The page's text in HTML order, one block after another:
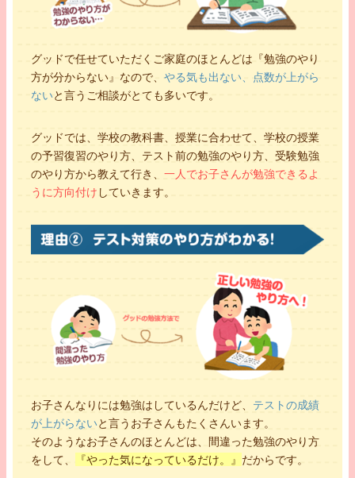
グッドで任せていただくご家庭のほとんどは『勉強のやり
方が分からない』なので、 やる気も出ない、点数が上がら
ないと言うご相談がとても多いです。
グッドでは、学校の教科書、授業に合わせて、学校の授業
の予習復習のやり方、テスト前の勉強のやり方、受験勉強
のやり方から教えて行き、 一人でお子さんが勉強できるよ
うに方向付け していきます。
お子さんなりには勉強はしているんだけど、 テストの成績
が上がらないと言うお子さんもたくさんいます。
そのようなお子さんのほとんどは、間違った勉強のやり方
をして、
『やった気になっているだけ。』 だからです。